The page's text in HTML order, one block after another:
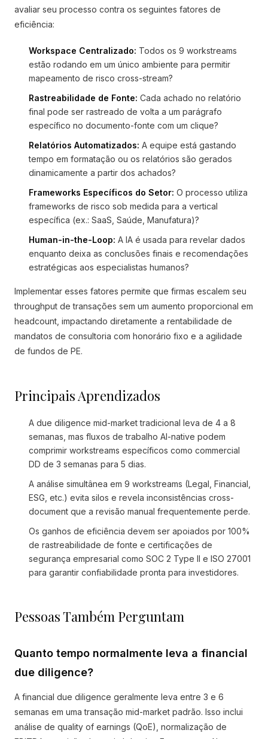
avaliar seu processo contra os seguintes fatores de
eficiência:
Workspace Centralizado: Todos os 9 workstreams
estão rodando em um único ambiente para permitir
mapeamento de risco cross-stream?
Rastreabilidade de Fonte: Cada achado no relatório
final pode ser rastreado de volta a um parágrafo
específico no documento-fonte com um clique?
Relatórios Automatizados: A equipe está gastando
tempo em formatação ou os relatórios são gerados
dinamicamente a partir dos achados?
Frameworks Específicos do Setor: O processo utiliza
frameworks de risco sob medida para a vertical
específica (ex.: SaaS, Saúde, Manufatura)?
Human-in-the-Loop: A IA é usada para revelar dados
enquanto deixa as conclusões finais e recomendações
estratégicas aos especialistas humanos?
Implementar esses fatores permite que firmas escalem seu
throughput de transações sem um aumento proporcional em
headcount, impactando diretamente a rentabilidade de
mandatos de consultoria com honorário fixo e a agilidade
de fundos de PE.
Principais Aprendizados
A due diligence mid-market tradicional leva de 4 a 8
semanas, mas fluxos de trabalho AI-native podem
comprimir workstreams específicos como commercial
DD de 3 semanas para 5 dias.
A análise simultânea em 9 workstreams (Legal, Financial,
ESG, etc.) evita silos e revela inconsistências cross-
document que a revisão manual frequentemente perde.
Os ganhos de eficiência devem ser apoiados por 100%
de rastreabilidade de fonte e certificações de
segurança empresarial como SOC 2 Type II e ISO 27001
para garantir confiabilidade pronta para investidores.
Pessoas Também Perguntam
Quanto tempo normalmente leva a financial
due diligence?
A financial due diligence geralmente leva entre 3 e 6
semanas em uma transação mid-market padrão. Isso inclui
análise de quality of earnings (QoE), normalização de